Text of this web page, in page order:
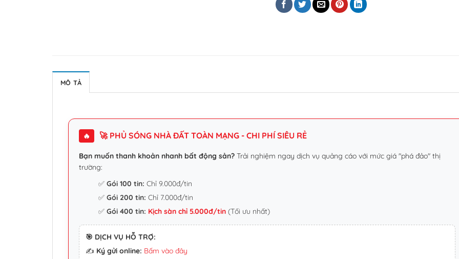
MÔ TẢ
🔥 🚀 PHỦ SÓNG NHÀ ĐẤT TOÀN MẠNG - CHI PHÍ SIÊU RẺ
Bạn muốn thanh khoản nhanh bất động sản? Trải nghiệm ngay dịch vụ quảng cáo với mức giá "phá đảo" thị
trường:
✅Gói 100 tin: Chỉ 9.000đ/tin
✅Gói 200 tin: Chỉ 7.000đ/tin
✅Gói 400 tin: Kịch sàn chỉ 5.000đ/tin (Tối ưu nhất)
🎯 DỊCH VỤ HỖ TRỢ:
✍️ Ký gửi online: Bấm vào đây